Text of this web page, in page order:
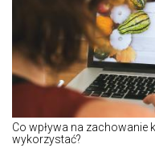
Co wpływa na zachowanie
wykorzystać?